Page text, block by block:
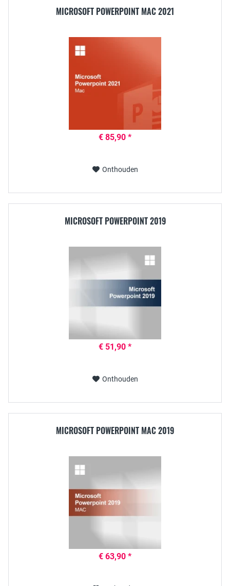
MICROSOFT POWERPOINT MAC 2021
€ 85,90 *
Onthouden
MICROSOFT POWERPOINT 2019
€ 51,90 *
Onthouden
MICROSOFT POWERPOINT MAC 2019
€ 63,90 *